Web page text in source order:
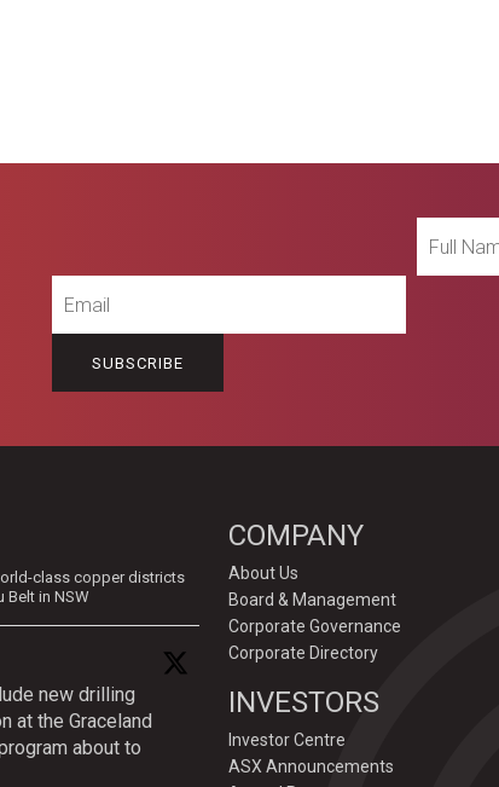
Name
class copper districts
Belt in NSW
new drilling
at the Graceland
about to
COMPANY
About Us
Board & Management
Corporate Governance
Corporate Directory
INVESTORS
Investor Centre
ASX Announcements